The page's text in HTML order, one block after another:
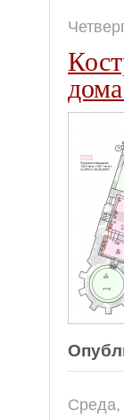
Среда,